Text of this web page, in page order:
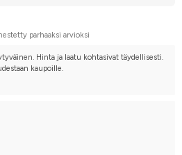
parhaaksi arvioksi
Hinta ja laatu kohtasivat täydellisesti.
kaupoille.